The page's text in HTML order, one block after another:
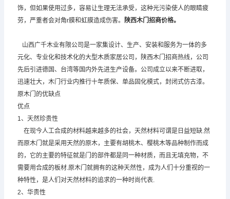
饰，但如果使用过多，容易让生理无法承受，这种光污染使人的眼睛疲
劳，严重者会对角r膜和虹膜造成伤害。
陕西木门招商价格。
山西广千木业有限公司是一家集设计、生产、安装和服务为一体的多
元化、专业化和技术化的大型木质家居公司，陕西木门招商热线，公司
先后引进德国、台湾等国内外先进生产设备。公司成立以来不断进取，
迅速壮大，木门行业内推行十年质保、单品固化模式，封闭式仿古漆。
原木门的优缺点
优点
1、天然珍贵性
在现今人工合成的材料越来越多的社会，天然材料可谓是日益短缺.然
而原木门就是采用天然的原木，主要有胡桃木、樱桃木等品种制作而成
的，它的主要的特征就是门的部件都是同一种材质，而且无填充物，不
需要用合成的板材.原木门就拥有的这种天然性，成为人们十分重视的一
种特性，是人们对天然材料的追求的一种时尚代表.
2、华贵性